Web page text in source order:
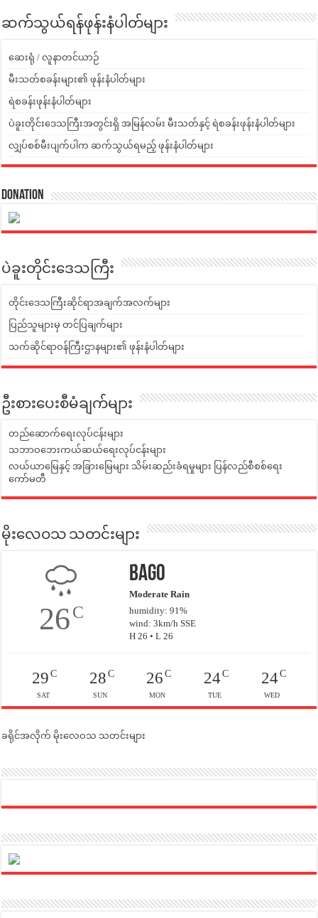
ဆက်သွယ်ရန်ဖုန်းနံပါတ်များ
ဆေးရုံ / လူနာတင်ယာဉ်
မီးသတ်စခန်းများ၏ ဖုန်းနံပါတ်များ
ရဲစခန်းဖုန်းနံပါတ်များ
ပဲခူးတိုင်းဒေသကြီးအတွင်းရှိ အမြန်လမ်း မီးသတ်နှင့် ရဲစခန်းဖုန်းနံပါတ်များ
လျှပ်စစ်မီးပျက်ပါက ဆက်သွယ်ရမည့် ဖုန်းနံပါတ်များ
Donation
ပဲခူးတိုင်းဒေသကြီး
တိုင်းဒေသကြီးဆိုင်ရာအချက်အလက်များ
ပြည်သူများမှ တင်ပြချက်များ
သက်ဆိုင်ရာဝန်ကြီးဌာနများ၏ ဖုန်းနံပါတ်များ
ဦးစားပေးစီမံချက်များ
တည်ဆောက်ရေးလုပ်ငန်းများ
သဘာဝဘေးကယ်ဆယ်ရေးလုပ်ငန်းများ
လယ်ယာမြေနှင့် အခြားမြေများ သိမ်းဆည်းခံရမှုများ ပြန်လည်စီစစ်ရေး
ကော်မတီ
မိုးလေဝသ သတင်းများ
26C
Bago
Moderate Rain
humidity: 91%
wind: 3km/h SSE
H 26 • L 26
29C
SAT
28C
SUN
26 C
MON
24C
TUE
24C
WED
ခရိုင်အလိုက် မိုးလေဝသ သတင်းများ